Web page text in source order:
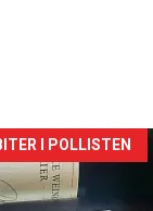
I POLLISTEN